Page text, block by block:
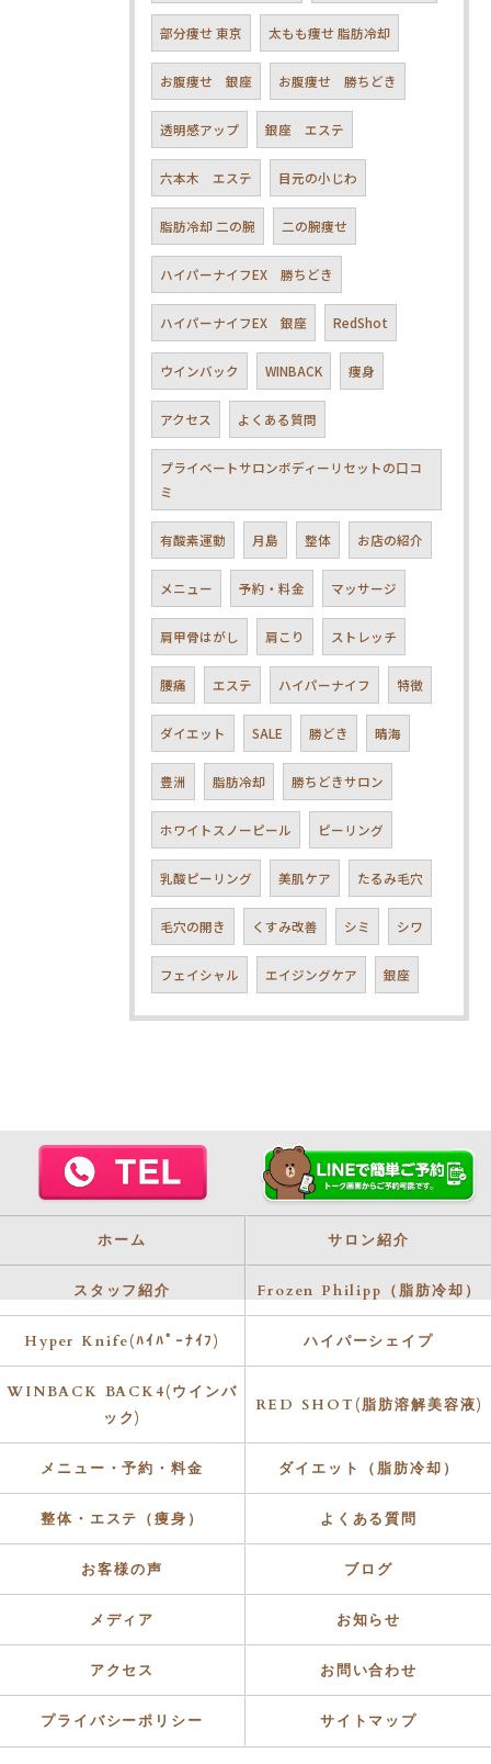
部分痩せ 東京 太もも痩せ 脂肪冷却
お腹痩せ 銀座 お腹痩せ 勝ちどき
透明感アップ 銀座 エステ
六本木 エステ 目元の小じわ
脂肪冷却 二の腕 二の腕痩せ
ハイパーナイフEX 勝ちどき
ハイパーナイフEX 銀座 RedShot
ウインバック WINBACK 痩身
アクセス よくある質問
プライベートサロンボディーリセットの口コ
ミ
有酸素運動 月島 整体 お店の紹介
メニュー 予約・料金 マッサージ
肩甲骨はがし 肩こり ストレッチ
腰痛 エステ ハイパーナイフ 特徴
ダイエット SALE 勝どき 晴海
豊洲 脂肪冷却 勝ちどきサロン
ホワイトスノーピール ピーリング
乳酸ピーリング 美肌ケア たるみ毛穴
毛穴の開き くすみ改善 シミ シワ
フェイシャル エイジングケア 銀座
ホーム サロン紹介
スタッフ紹介 Frozen Philipp（脂肪冷却）
Hyper Knife(ﾊｲﾊﾟｰﾅｲﾌ) ハイパーシェイプ
WINBACK BACK4(ウインバ
ック)
RED SHOT(脂肪溶解美容液)
メニュー・予約・料金 ダイエット（脂肪冷却）
整体・エステ（痩身） よくある質問
お客様の声 ブログ
メディア お知らせ
アクセス お問い合わせ
プライバシーポリシー サイトマップ